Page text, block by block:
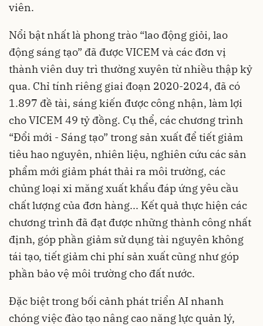
viên.
Nổi bật nhất là phong trào “lao động giỏi, lao
động sáng tạo” đã được VICEM và các đơn vị
thành viên duy trì thường xuyên từ nhiều thập kỷ
qua. Chỉ tính riêng giai đoạn 2020-2024, đã có
1.897 đề tài, sáng kiến được công nhận, làm lợi
cho VICEM 49 tỷ đồng. Cụ thể, các chương trình
“Đổi mới - Sáng tạo” trong sản xuất để tiết giảm
tiêu hao nguyên, nhiên liệu, nghiên cứu các sản
phẩm mới giảm phát thải ra môi trường, các
chủng loại xi măng xuất khẩu đáp ứng yêu cầu
chất lượng của đơn hàng... Kết quả thực hiện các
chương trình đã đạt được những thành công nhất
định, góp phần giảm sử dụng tài nguyên không
tái tạo, tiết giảm chi phí sản xuất cũng như góp
phần bảo vệ môi trường cho đất nước.
Đặc biệt trong bối cảnh phát triển AI nhanh
chóng việc đào tạo nâng cao năng lực quản lý,